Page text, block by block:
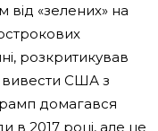
«зелених» на
розкритикував
вивести США з
домагався
в 2017 році, але це